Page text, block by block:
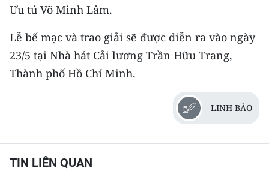
Ưu tú Võ Minh Lâm.
Lễ bế mạc và trao giải sẽ được diễn ra vào ngày
23/5 tại Nhà hát Cải lương Trần Hữu Trang,
Thành phố Hồ Chí Minh.
LINH BẢO
TIN LIÊN QUAN